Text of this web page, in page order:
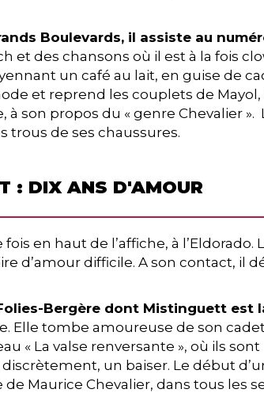
Boulevards, il assiste au
et des chansons où il est à la fois
un café au lait, en guise de
et reprend les couplets de
son propos du « genre Chevalier
trous de ses chaussures.
: DIX ANS D'AMOUR
en haut de l’affiche, à
d’amour difficile. A son contact, il
Bergère dont Mistinguett est
Elle tombe amoureuse de son
« La valse renversante », où ils sont
un baiser. Le début
Maurice Chevalier, dans tous les